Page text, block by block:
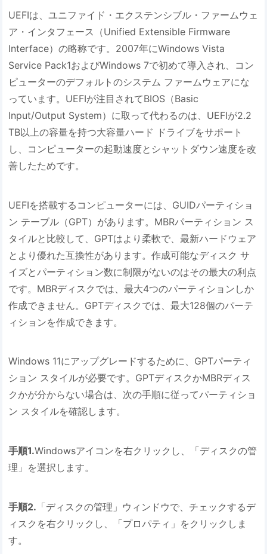
UEFIは、ユニファイド・エクステンシブル・ファームウェ
ア・インタフェース（Unified Extensible Firmware
Interface）の略称です。2007年にWindows Vista
Service Pack1およびWindows 7で初めて導入され、コン
ピューターのデフォルトのシステム ファームウェアにな
っています。UEFIが注目されてBIOS（Basic
Input/Output System）に取って代わるのは、UEFIが2.2
TB以上の容量を持つ大容量ハード ドライブをサポート
し、コンピューターの起動速度とシャットダウン速度を改
善したためです。
UEFIを搭載するコンピューターには、GUIDパーティショ
ン テーブル（GPT）があります。MBRパーティション ス
タイルと比較して、GPTはより柔軟で、最新ハードウェア
とより優れた互換性があります。作成可能なディスク サ
イズとパーティション数に制限がないのはその最大の利点
です。MBRディスクでは、最大4つのパーティションしか
作成できません。GPTディスクでは、最大128個のパーテ
ィションを作成できます。
Windows 11にアップグレードするために、GPTパーティ
ション スタイルが必要です。GPTディスクかMBRディス
クかが分からない場合は、次の手順に従ってパーティショ
ン スタイルを確認します。
手順1.Windowsアイコンを右クリックし、「ディスクの管
理」を選択します。
手順2. 「ディスクの管理」ウィンドウで、チェックするデ
ィスクを右クリックし、「プロパティ」をクリックしま
す。